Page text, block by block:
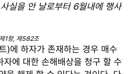
실을 안 날로부터 6월내에 행사
1항, 제582조
)에 하자가 존재하는 경우 매수
자에 대한 손해배상을 청구 할 수